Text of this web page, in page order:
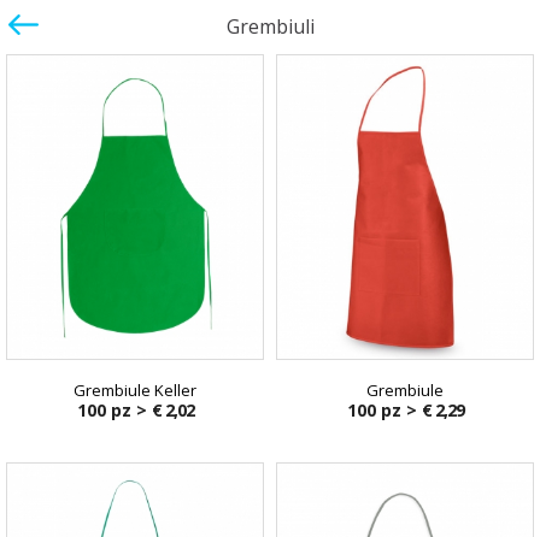
Grembiuli
Grembiule Keller
100 pz > € 2,02
Grembiule
100 pz > € 2,29